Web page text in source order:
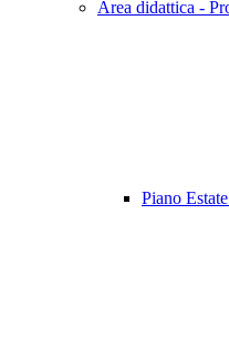
Area didattica -
Piano